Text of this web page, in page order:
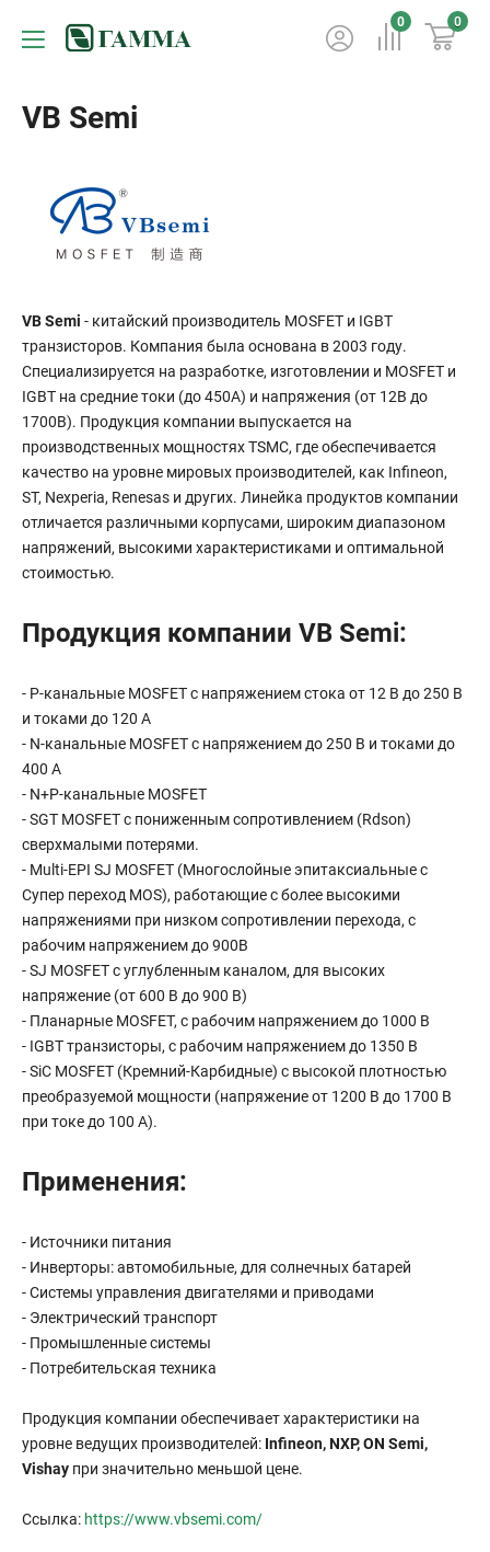
0 0
VB Semi
VB Semi - китайский производитель MOSFET и IGBT
транзисторов. Компания была основана в 2003 году.
Специализируется на разработке, изготовлении и MOSFET и
IGBT на средние токи (до 450А) и напряжения (от 12В до
1700В). Продукция компании выпускается на
производственных мощностях TSMC, где обеспечивается
качество на уровне мировых производителей, как Infineon,
ST, Nexperia, Renesas и других. Линейка продуктов компании
отличается различными корпусами, широким диапазоном
напряжений, высокими характеристиками и оптимальной
стоимостью.
Продукция компании VB Semi:
- P-канальные MOSFET с напряжением стока от 12 В до 250 В
и токами до 120 А
- N-канальные MOSFET с напряжением до 250 В и токами до
400 А
- N+P-канальные MOSFET
- SGT MOSFET с пониженным сопротивлением (Rdson)
сверхмалыми потерями.
- Multi-EPI SJ MOSFET (Многослойные эпитаксиальные с
Супер переход MOS), работающие с более высокими
напряжениями при низком сопротивлении перехода, с
рабочим напряжением до 900В
- SJ MOSFET с углубленным каналом, для высоких
напряжение (от 600 В до 900 В)
- Планарные MOSFET, с рабочим напряжением до 1000 В
- IGBT транзисторы, с рабочим напряжением до 1350 В
- SiC MOSFET (Кремний-Карбидные) с высокой плотностью
преобразуемой мощности (напряжение от 1200 В до 1700 В
при токе до 100 А).
Применения:
- Источники питания
- Инверторы: автомобильные, для солнечных батарей
- Системы управления двигателями и приводами
- Электрический транспорт
- Промышленные системы
- Потребительская техника
Продукция компании обеспечивает характеристики на
уровне ведущих производителей: Infineon, NXP, ON Semi,
Vishay при значительно меньшой цене.
Ссылка: https://www.vbsemi.com/